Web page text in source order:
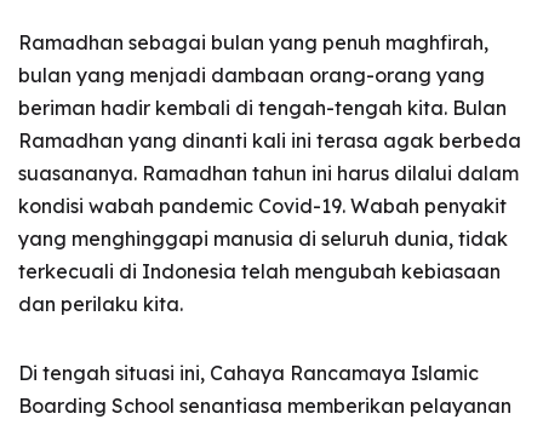
Ramadhan sebagai bulan yang penuh maghfirah,
bulan yang menjadi dambaan orang-orang yang
beriman hadir kembali di tengah-tengah kita. Bulan
Ramadhan yang dinanti kali ini terasa agak berbeda
suasananya. Ramadhan tahun ini harus dilalui dalam
kondisi wabah pandemic Covid-19. Wabah penyakit
yang menghinggapi manusia di seluruh dunia, tidak
terkecuali di Indonesia telah mengubah kebiasaan
dan perilaku kita.
Di tengah situasi ini, Cahaya Rancamaya Islamic
Boarding School senantiasa memberikan pelayanan